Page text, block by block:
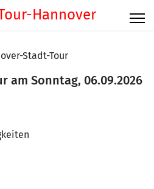
Stadt-Tour
am Sonntag, 06.09.2026